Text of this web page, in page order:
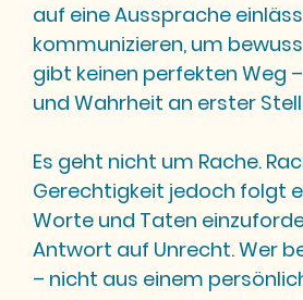
auf eine Aussprache
kommunizieren, um
gibt keinen perfekten Weg
und Wahrheit an erster
Es geht nicht um Rache.
Gerechtigkeit jedoch folgt
Worte und Taten
Antwort auf Unrecht. Wer
– nicht aus einem